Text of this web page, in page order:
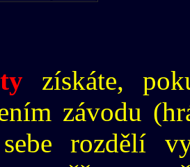
získáte,
závodu
rozdělí